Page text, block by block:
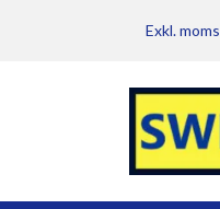
Exkl. moms